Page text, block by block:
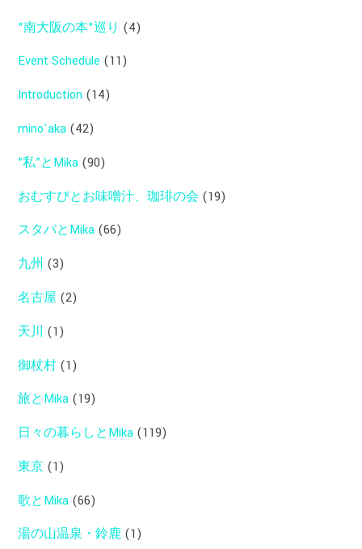
"南大阪の本"巡り (4)
Event Schedule (11)
Introduction (14)
mino'aka (42)
”私”とMika (90)
おむすびとお味噌汁、珈琲の会 (19)
スタバとMika (66)
九州 (3)
名古屋 (2)
天川 (1)
御杖村 (1)
旅とMika (19)
日々の暮らしとMika (119)
東京 (1)
歌とMika (66)
湯の山温泉・鈴鹿 (1)